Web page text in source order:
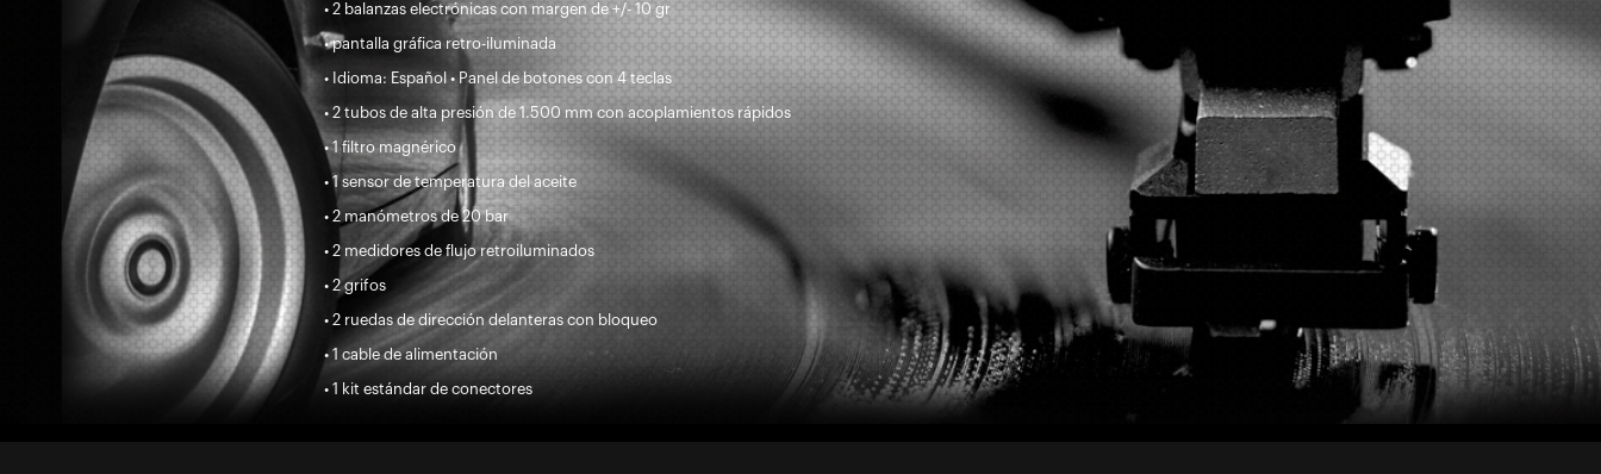
• 2 balanzas electrónicas con margen de +/- 10 gr
• pantalla gráfica retro-iluminada
• Idioma: Español • Panel de botones con 4 teclas
• 2 tubos de alta presión de 1.500 mm con acoplamientos rápidos
• 1 filtro magnérico
• 1 sensor de temperatura del aceite
• 2 manómetros de 20 bar
• 2 medidores de flujo retroiluminados
• 2 grifos
• 2 ruedas de dirección delanteras con bloqueo
• 1 cable de alimentación
• 1 kit estándar de conectores